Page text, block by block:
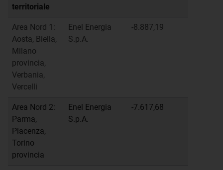
territoriale
Area Nord 1:
Aosta, Biella,
Milano
provincia,
Verbania,
Vercelli
Enel Energia
S.p.A.
-8.887,19
Area Nord 2:
Parma,
Piacenza,
Torino
provincia
Enel Energia
S.p.A.
-7.617,68